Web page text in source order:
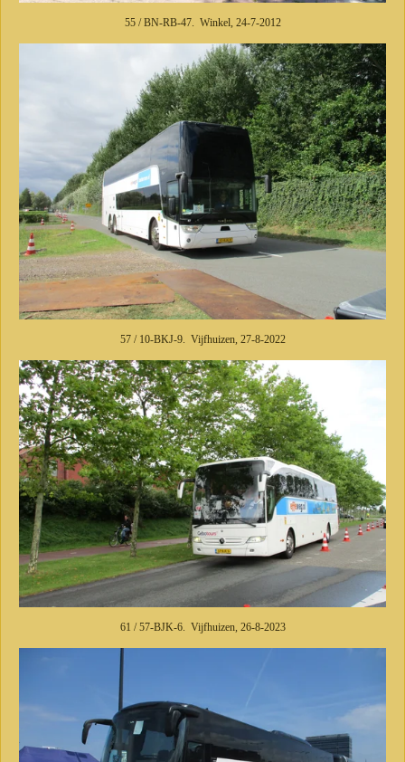
55 / BN-RB-47. Winkel, 24-7-2012
57 / 10-BKJ-9. Vijfhuizen, 27-8-2022
61 / 57-BJK-6. Vijfhuizen, 26-8-2023